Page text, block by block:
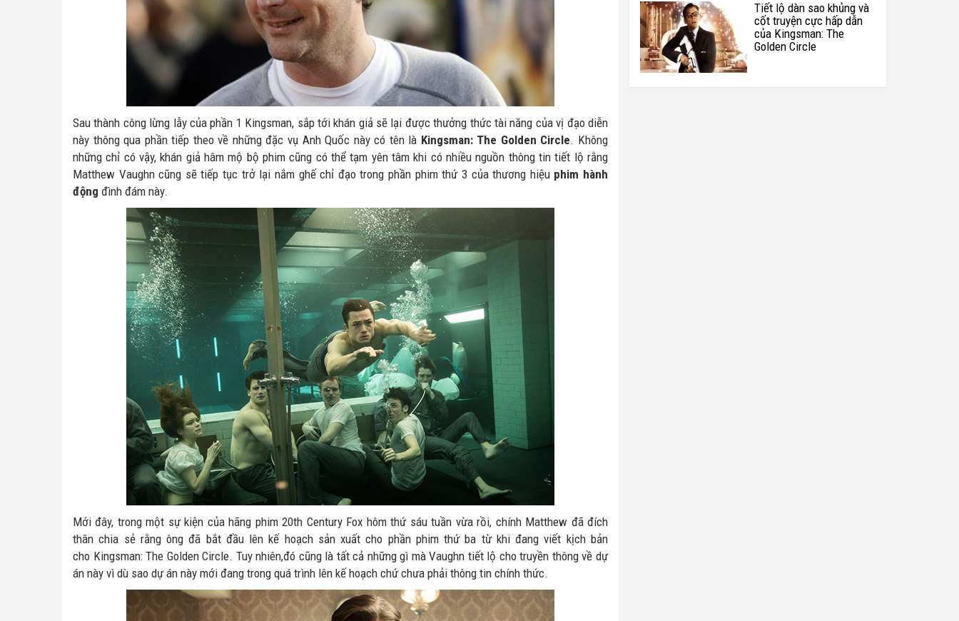
Sau thành công lừng lẫy của phần 1 Kingsman, sắp tới khán giả sẽ lại được thưởng thức tài năng của vị đạo diễn
này thông qua phần tiếp theo về những đặc vụ Anh Quốc này có tên là Kingsman: The Golden Circle. Không
những chỉ có vậy, khán giả hâm mộ bộ phim cũng có thể tạm yên tâm khi có nhiều nguồn thông tin tiết lộ rằng
Matthew Vaughn cũng sẽ tiếp tục trở lại nắm ghế chỉ đạo trong phần phim thứ 3 của thương hiệu phim hành
động đình đám này.
Mới đây, trong một sự kiện của hãng phim 20th Century Fox hôm thứ sáu tuần vừa rồi, chính Matthew đã đích
thân chia sẻ rằng ông đã bắt đầu lên kế hoạch sản xuất cho phần phim thứ ba từ khi đang viết kịch bản
cho Kingsman: The Golden Circle. Tuy nhiên,đó cũng là tất cả những gì mà Vaughn tiết lộ cho truyền thông về dự
án này vì dù sao dự án này mới đang trong quá trình lên kế hoạch chứ chưa phải thông tin chính thức.
Tiết lộ dàn sao khủng và
cốt truyện cực hấp dẫn
của Kingsman: The
Golden Circle